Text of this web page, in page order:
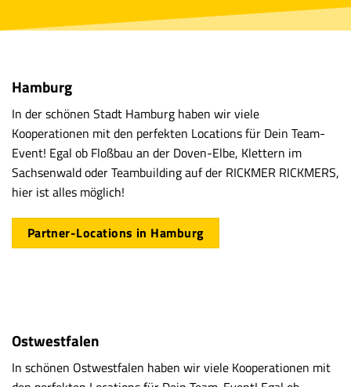
Hamburg
In der schönen Stadt Hamburg haben wir viele
Kooperationen mit den perfekten Locations für Dein Team-
Event! Egal ob Floßbau an der Doven-Elbe, Klettern im
Sachsenwald oder Teambuilding auf der RICKMER RICKMERS,
hier ist alles möglich!
Partner-Locations in Hamburg
Ostwestfalen
In schönen Ostwestfalen haben wir viele Kooperationen mit